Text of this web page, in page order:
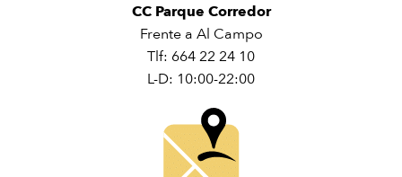
CC Parque Corredor
Frente a Al Campo
Tlf: 664 22 24 10
L-D: 10:00-22:00